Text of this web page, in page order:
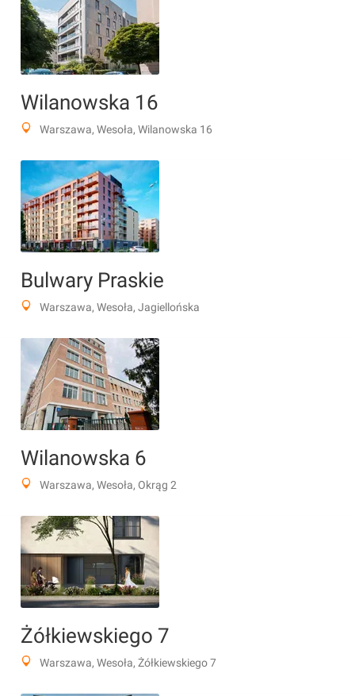
Wilanowska 16
Warszawa, Wesoła, Wilanowska 16
Bulwary Praskie
Warszawa, Wesoła, Jagiellońska
Wilanowska 6
Warszawa, Wesoła, Okrąg 2
Żółkiewskiego 7
Warszawa, Wesoła, Żółkiewskiego 7